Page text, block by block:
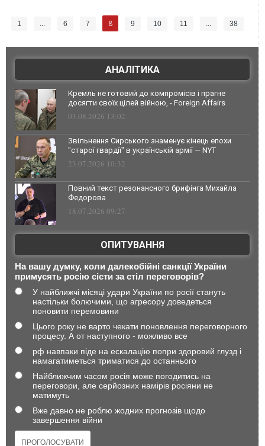
1 ... 6 7 8 9 10 11 ... 38
АНАЛІТИКА
Кремль не готовий до компромісів і прагне
досягти своїх цілей війною, - Foreign Affairs
03.08.2026 13:02
Звільнення Сирського знаменує кінець епохи
"старої гвардії" в українській армії — NYT
23.07.2026 10:32
Повний текст резонансного брифінга Михайла
Федорова
18.07.2026 09:27
ОПИТУВАННЯ
На вашу думку, коли далекобійні санкції України
примусять росію сісти за стіл переговорів?
У найближчі місяці удари України по росії стануть
настільки болючими, що агресору доведеться
поновити перемовини
Цього року не варто чекати поновлення переговорного
процесу. А от наступного - можливо все
рф навпаки піде на ескалацію попри здоровий глузд і
намагатиметься триматися до останнього
Найближчим часом росія може погодитись на
переговори, але серйозних намірів росіяни не
матимуть
Вже давно не роблю жодних прогнозів щодо
завершення війни